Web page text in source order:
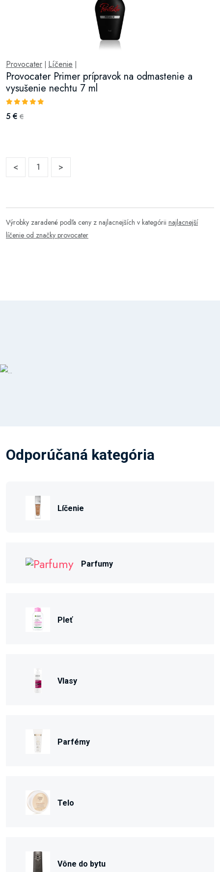
Provocater Líčenie
Provocater Primer prípravok na odmastenie a
vysušenie nechtu 7 ml
5 € €
< 1 >
Výrobky zaradené podľa ceny z najlacnejších v kategórii najlacnejší
líčenie od značky provocater
Odporúčaná kategória
Líčenie
Parfumy
Pleť
Vlasy
Parfémy
Telo
Vône do bytu